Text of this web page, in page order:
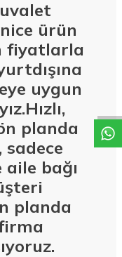
ürün
fiyatlarla
uygun
planda
sadece
bağı
planda